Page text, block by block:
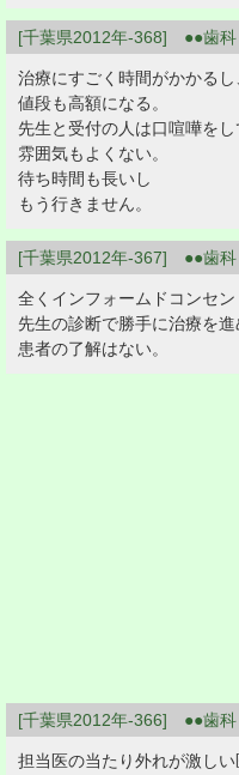
[千葉県2012年-368] ●●歯
治療にすごく時間がかかるし
値段も高額になる。
先生と受付の人は口喧嘩をし
雰囲気もよくない。
待ち時間も長いし
もう行きません。
[千葉県2012年-367] ●●歯
全くインフォームドコンセン
先生の診断で勝手に治療を進
患者の了解はない。
[千葉県2012年-366] ●●歯
担当医の当たり外れが激しい